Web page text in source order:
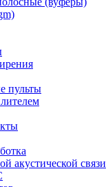
пульты
акустической связи